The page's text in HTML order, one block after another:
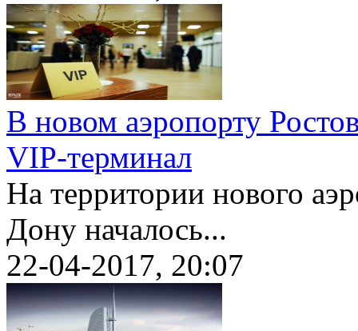
В новом аэропорту
VIP-терминал
На территории нового
Дону началось...
22-04-2017, 20:07